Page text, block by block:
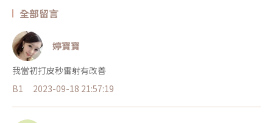
全部留言
婷寶寶
我當初打皮秒雷射有改善
B1
2023-09-18 21:57:19